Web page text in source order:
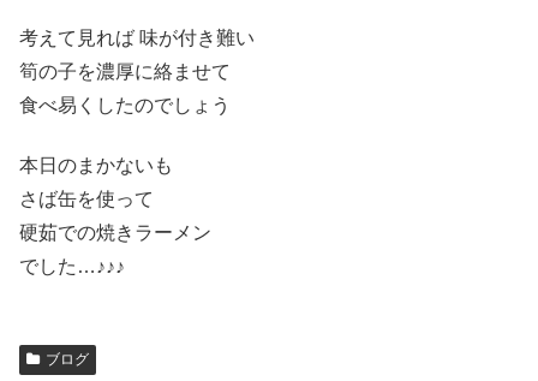
考えて見れば 味が付き難い
筍の子を濃厚に絡ませて
食べ易くしたのでしょう
本日のまかないも
さば缶を使って
硬茹での焼きラーメン
でした…♪♪♪
ブログ